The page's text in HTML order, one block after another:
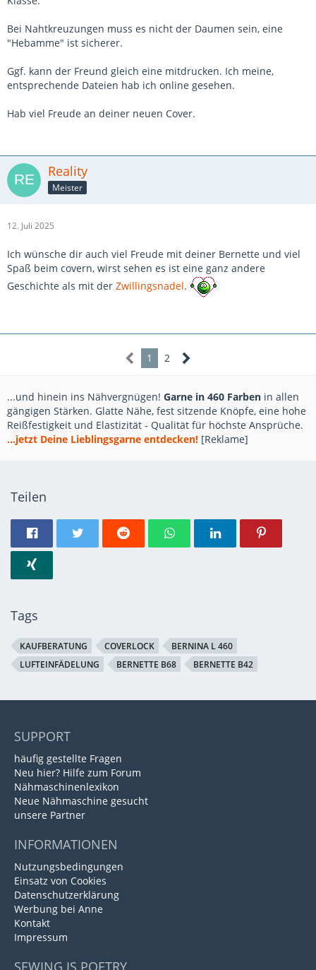
Bei Nahtkreuzungen muss es nicht der Daumen sein, eine
"Hebamme" ist sicherer.
Ggf. kann der Freund gleich eine mitdrucken. Ich meine,
entsprechende Dateien hab ich online gesehen.
Hab viel Freude an deiner neuen Cover.
Reality
Meister
12. Juli 2025
Ich wünsche dir auch viel Freude mit deiner Bernette und viel
Spaß beim covern, wirst sehen es ist eine ganz andere
Geschichte als mit der Zwillingsnadel.
1 2
...und hinein ins Nähvergnügen! Garne in 460 Farben in allen
gängigen Stärken. Glatte Nähe, fest sitzende Knöpfe, eine hohe
Reißfestigkeit und Elastizität - Qualität für höchste Ansprüche.
...jetzt Deine Lieblingsgarne entdecken! [Reklame]
Teilen
Tags
KAUFBERATUNG COVERLOCK
BERNINA L 460
LUFTEINFÄDELUNG
BERNETTE B68 BERNETTE B42
SUPPORT
häufig gestellte Fragen
Neu hier? Hilfe zum Forum
Nähmaschinenlexikon
Neue Nähmaschine gesucht
unsere Partner
INFORMATIONEN
Nutzungsbedingungen
Einsatz von Cookies
Datenschutzerklärung
Werbung bei Anne
Kontakt
Impressum
SEWING IS POETRY